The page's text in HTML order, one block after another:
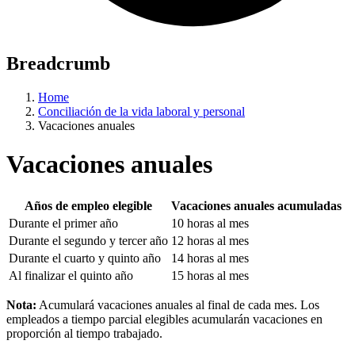
Breadcrumb
Home
Conciliación de la vida laboral y personal
Vacaciones anuales
Vacaciones anuales
Años de empleo elegible
Vacaciones anuales acumuladas
Durante el primer año
10 horas al mes
Durante el segundo y tercer año 12 horas al mes
Durante el cuarto y quinto año
14 horas al mes
Al finalizar el quinto año
15 horas al mes
Nota: Acumulará vacaciones anuales al final de cada mes. Los
empleados a tiempo parcial elegibles acumularán vacaciones en
proporción al tiempo trabajado.